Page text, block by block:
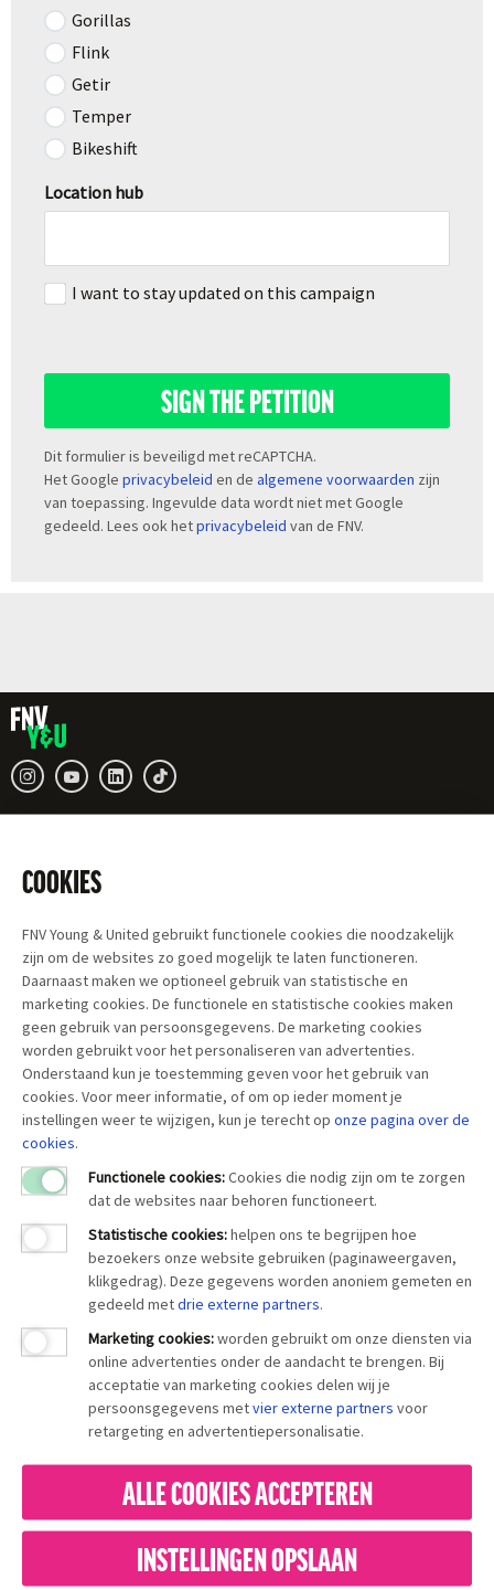
Gorillas
Flink
Getir
Temper
Bikeshift
Location hub
I want to stay updated on this campaign
Dit formulier is beveiligd met reCAPTCHA.
Het Google privacybeleid en de algemene voorwaarden zijn
van toepassing. Ingevulde data wordt niet met Google
gedeeld. Lees ook hetprivacybeleid van de FNV.
SIGN THE PETITION
COOKIES
FNV Young & United gebruikt functionele cookies die noodzakelijk
zijn om de websites zo goed mogelijk te laten functioneren.
Daarnaast maken we optioneel gebruik van statistische en
marketing cookies. De functionele en statistische cookies maken
geen gebruik van persoonsgegevens. De marketing cookies
worden gebruikt voor het personaliseren van advertenties.
Onderstaand kun je toestemming geven voor het gebruik van
cookies. Voor meer informatie, of om op ieder moment je
instellingen weer te wijzigen, kun je terecht op onze pagina overde
cookies.
Functionele cookies:Cookies die nodig zijn om te zorgen
dat de websites naar behoren functioneert.
Statistische cookies:helpen ons te begrijpen hoe
bezoekers onze website gebruiken (paginaweergaven,
klikgedrag). Deze gegevens worden anoniem gemeten en
gedeeld metdrie externe partners.
Marketing cookies:worden gebruikt om onze diensten via
online advertenties onder de aandacht te brengen. Bij
acceptatie van marketing cookies delen wij je
persoonsgegevens metvier externe partners voor
retargeting en advertentiepersonalisatie.
ALLE COOKIES ACCEPTEREN
INSTELLINGEN OPSLAAN